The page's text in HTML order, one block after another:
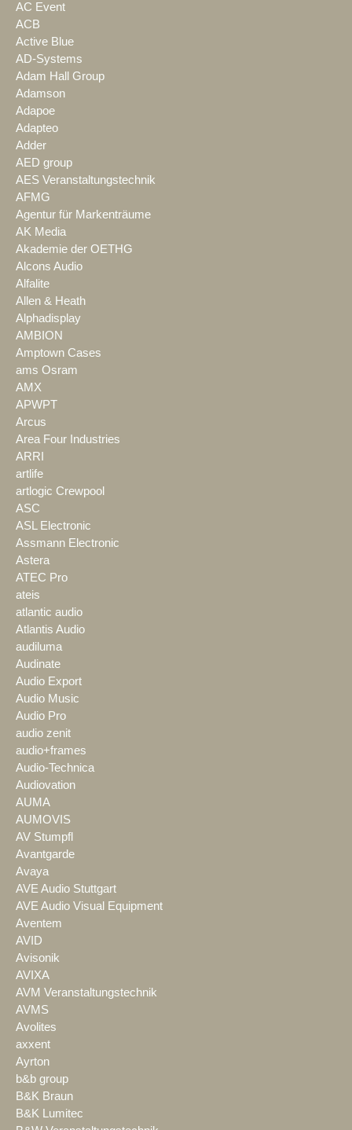
AC Event
ACB
Active Blue
AD-Systems
Adam Hall Group
Adamson
Adapoe
Adapteo
Adder
AED group
AES Veranstaltungstechnik
AFMG
Agentur für Markenträume
AK Media
Akademie der OETHG
Alcons Audio
Alfalite
Allen & Heath
Alphadisplay
AMBION
Amptown Cases
ams Osram
AMX
APWPT
Arcus
Area Four Industries
ARRI
artlife
artlogic Crewpool
ASC
ASL Electronic
Assmann Electronic
Astera
ATEC Pro
ateis
atlantic audio
Atlantis Audio
audiluma
Audinate
Audio Export
Audio Music
Audio Pro
audio zenit
audio+frames
Audio-Technica
Audiovation
AUMA
AUMOVIS
AV Stumpfl
Avantgarde
Avaya
AVE Audio Stuttgart
AVE Audio Visual Equipment
Aventem
AVID
Avisonik
AVIXA
AVM Veranstaltungstechnik
AVMS
Avolites
axxent
Ayrton
b&b group
B&K Braun
B&K Lumitec